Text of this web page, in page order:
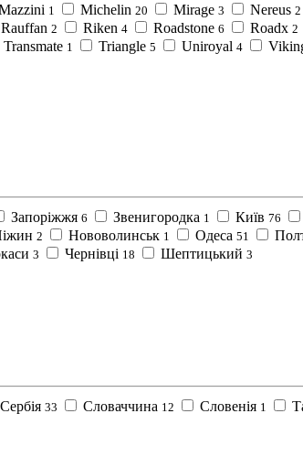
1 Michelin 20 Mirage 3 Nereus 2
Rauffan 2 Riken 4 Roadstone 6 Roadx 2
Transmate 1 Triangle 5 Uniroyal 4
Запоріжжя 6 Звенигородка 1 Київ 76
2 Нововолинськ 1 Одеса 51
3 Чернівці 18 Шептицький 3
Сербія 33 Словаччина 12 Словенія 1